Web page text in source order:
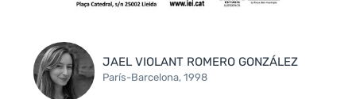
JAEL VIOLANT ROMERO GONZÁLEZ
París-Barcelona, 1998